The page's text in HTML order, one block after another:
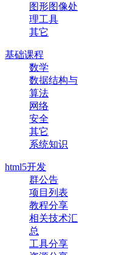
图形图像处
理工具
其它
基础课程
数学
数据结构与
算法
网络
安全
其它
系统知识
html5开发
群公告
项目列表
教程分享
相关技术汇
总
工具分享